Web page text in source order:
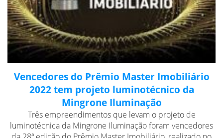
Vencedores do Prêmio Master Imobiliário
2022 tem projeto luminotécnico da
Mingrone Iluminação
Três empreendimentos que levam o projeto de
luminotécnica da Mingrone Iluminação foram vencedores